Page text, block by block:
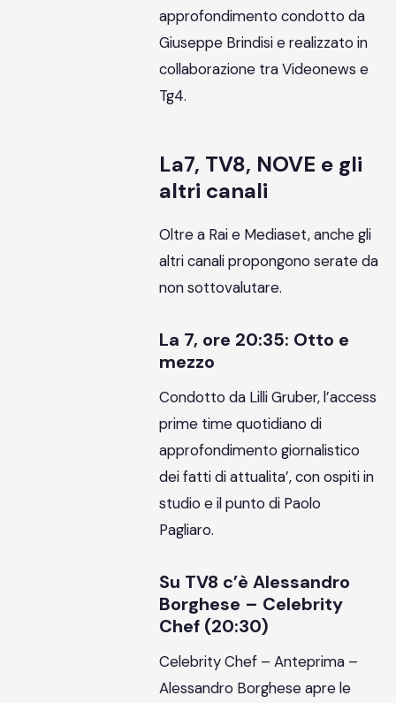
approfondimento condotto da
Giuseppe Brindisi e realizzato in
collaborazione tra Videonews e
Tg4.
La7, TV8, NOVE e gli
altri canali
Oltre a Rai e Mediaset, anche gli
altri canali propongono serate da
non sottovalutare.
La 7, ore 20:35: Otto e
mezzo
Condotto da Lilli Gruber, l’access
prime time quotidiano di
approfondimento giornalistico
dei fatti di attualita’, con ospiti in
studio e il punto di Paolo
Pagliaro.
Su TV8 c’è Alessandro
Borghese – Celebrity
Chef (20:30)
Celebrity Chef – Anteprima –
Alessandro Borghese apre le